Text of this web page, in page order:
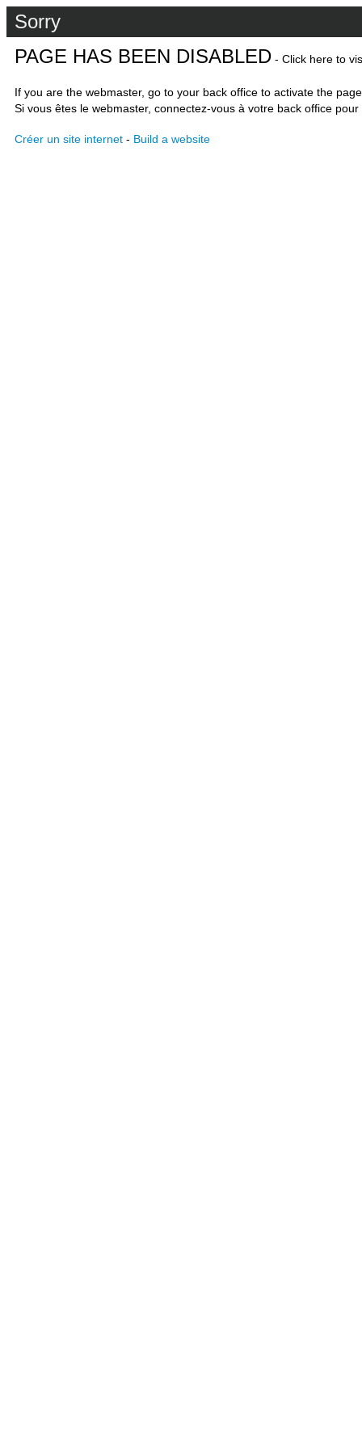
Sorry
PAGE HAS BEEN DISABLED - Click here to
If you are the webmaster, go to your back office to activate the
Si vous êtes le webmaster, connectez-vous à votre back office
Créer un site internet - Build a website